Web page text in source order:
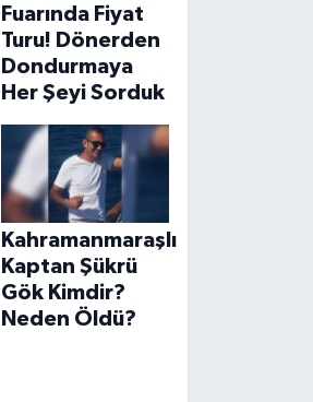
Fuarında Fiyat
Turu! Dönerden
Dondurmaya
Her Şeyi Sorduk
Kahramanmaraşlı
Kaptan Şükrü
Gök Kimdir?
Neden Öldü?